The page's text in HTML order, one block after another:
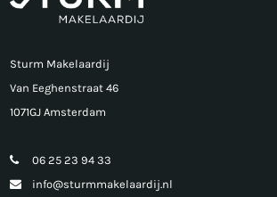
Sturm Makelaardij
Van Eeghenstraat 46
1071GJ Amsterdam
06 25 23 94 33
info@sturmmakelaardij.nl